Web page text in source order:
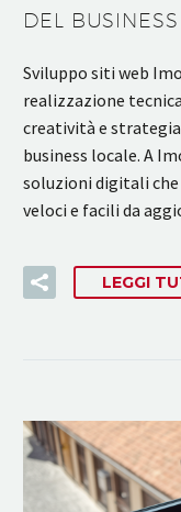
DEL BUSINESS
Sviluppo siti web
realizzazione
creatività e
business locale. A
soluzioni digitali
veloci e facili da
LEGGI